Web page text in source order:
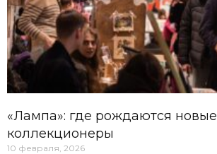
«Лампа»: где рождаются новые
коллекционеры
10 февраля, 2026